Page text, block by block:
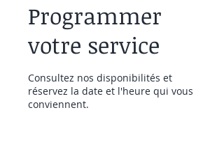
Programmer
votre service
Consultez nos disponibilités et
réservez la date et l'heure qui vous
conviennent.